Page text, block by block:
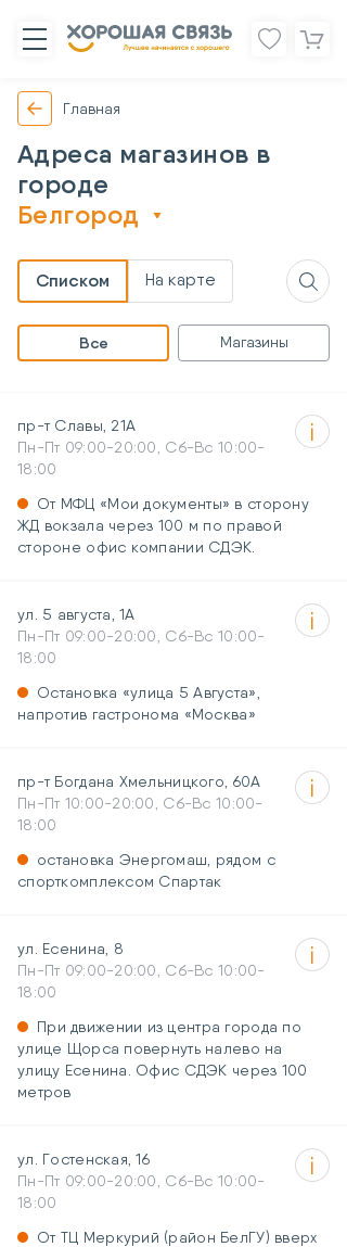
Главная
Адреса магазинов в
городе
Белгород
Списком На карте
Все Магазины
пр-т Славы, 21А
Пн-Пт 09:00-20:00, Сб-Вс 10:00-
18:00
От МФЦ «Мои документы» в сторону
ЖД вокзала через 100 м по правой
стороне офис компании СДЭК.
ул. 5 августа, 1А
Пн-Пт 09:00-20:00, Сб-Вс 10:00-
18:00
Остановка «улица 5 Августа»,
напротив гастронома «Москва»
пр-т Богдана Хмельницкого, 60А
Пн-Пт 10:00-20:00, Сб-Вс 10:00-
18:00
остановка Энергомаш, рядом с
спорткомплексом Спартак
ул. Есенина, 8
Пн-Пт 09:00-20:00, Сб-Вс 10:00-
18:00
При движении из центра города по
улице Щорса повернуть налево на
улицу Есенина. Офис СДЭК через 100
метров
ул. Гостенская, 16
Пн-Пт 09:00-20:00, Сб-Вс 10:00-
18:00
От ТЦ Меркурий (район БелГУ) вверх